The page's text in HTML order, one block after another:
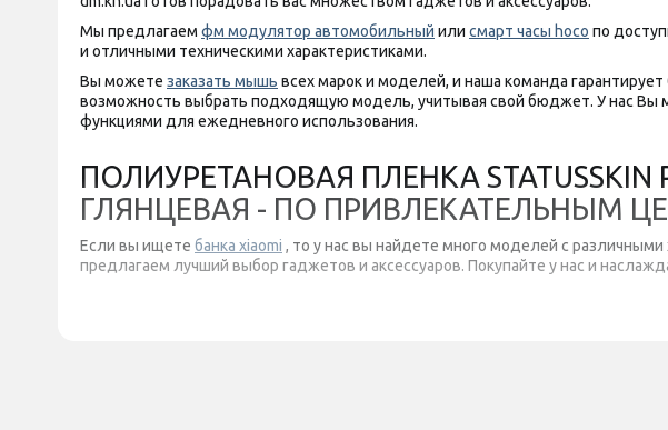
Мы предлагаем фм модулятор автомобильный или смарт часы hoco по
и отличными техническими характеристиками.
Вы можете заказать мышь всех марок и моделей, и наша команда
возможность выбрать подходящую модель, учитывая свой бюджет. У нас Вы
функциями для ежедневного использования.
ПОЛИУРЕТАНОВАЯ ПЛЕНКА STATUSSKIN
ГЛЯНЦЕВАЯ - ПО ПРИВЛЕКАТЕЛЬНЫМ
Если вы ищете банка xiaomi , то у нас вы найдете много моделей с
предлагаем лучший выбор гаджетов и аксессуаров. Покупайте у нас и